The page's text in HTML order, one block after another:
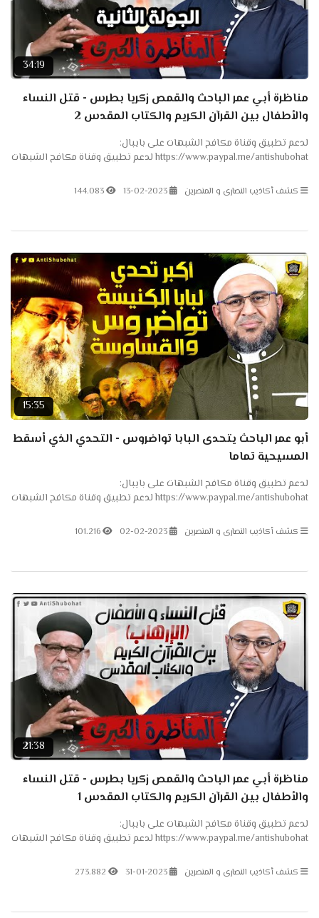
34:19
مناظرة أبي عمر الباحث والقمص زكريا بطرس - قتل النساء
والأطفال بين القرآن الكريم والكتاب المقدس 2
لدعم تطبيق وقناة مكافح الشبهات على بايبال:
https://www.paypal.me/antishubohat لدعم تطبيق وقناة مكافح الشبهات
فودافون...
كشف أكاذيب النصارى و المنصرين 13-02-2023
144.083
15:35
أبو عمر الباحث يتحدى البابا تواضروس - التحدي الذي أسقط
المسيحية تماما
لدعم تطبيق وقناة مكافح الشبهات على بايبال:
https://www.paypal.me/antishubohat لدعم تطبيق وقناة مكافح الشبهات
فودافون...
كشف أكاذيب النصارى و المنصرين 02-02-2023
101.216
21:38
مناظرة أبي عمر الباحث والقمص زكريا بطرس - قتل النساء
والأطفال بين القرآن الكريم والكتاب المقدس 1
لدعم تطبيق وقناة مكافح الشبهات على بايبال:
https://www.paypal.me/antishubohat لدعم تطبيق وقناة مكافح الشبهات
فودافون...
كشف أكاذيب النصارى و المنصرين 31-01-2023
273.882